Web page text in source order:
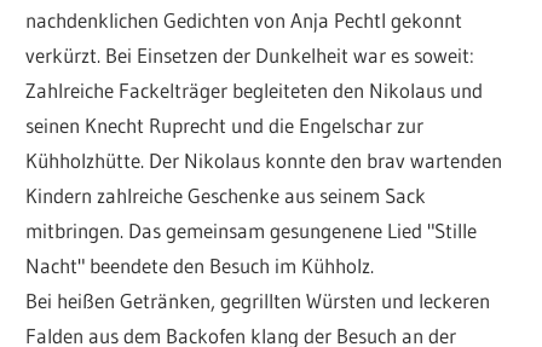
nachdenklichen Gedichten von Anja Pechtl gekonnt
verkürzt. Bei Einsetzen der Dunkelheit war es soweit:
Zahlreiche Fackelträger begleiteten den Nikolaus und
seinen Knecht Ruprecht und die Engelschar zur
Kühholzhütte. Der Nikolaus konnte den brav wartenden
Kindern zahlreiche Geschenke aus seinem Sack
mitbringen. Das gemeinsam gesungenene Lied "Stille
Nacht" beendete den Besuch im Kühholz.
Bei heißen Getränken, gegrillten Würsten und leckeren
Falden aus dem Backofen klang der Besuch an der